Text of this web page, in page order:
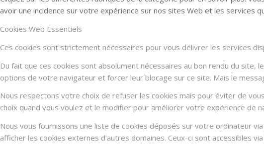
avoir une incidence sur votre expérience sur nos sites Web et les services
Cookies Web Essentiels
Ces cookies sont strictement nécessaires pour vous délivrer les services
Du fait que ces cookies sont absolument nécessaires au bon rendu du site,
options de votre navigateur et forcer leur blocage sur ce site. Mais le
Nous respectons votre choix de refuser les cookies mais pour éviter de
choix quand vous voulez et le modifier pour améliorer votre expérience de
Nous vous fournissons une liste de cookies déposés sur votre ordinateur
afficher les cookies externes d’autres domaines. Ceux-ci sont accessibles